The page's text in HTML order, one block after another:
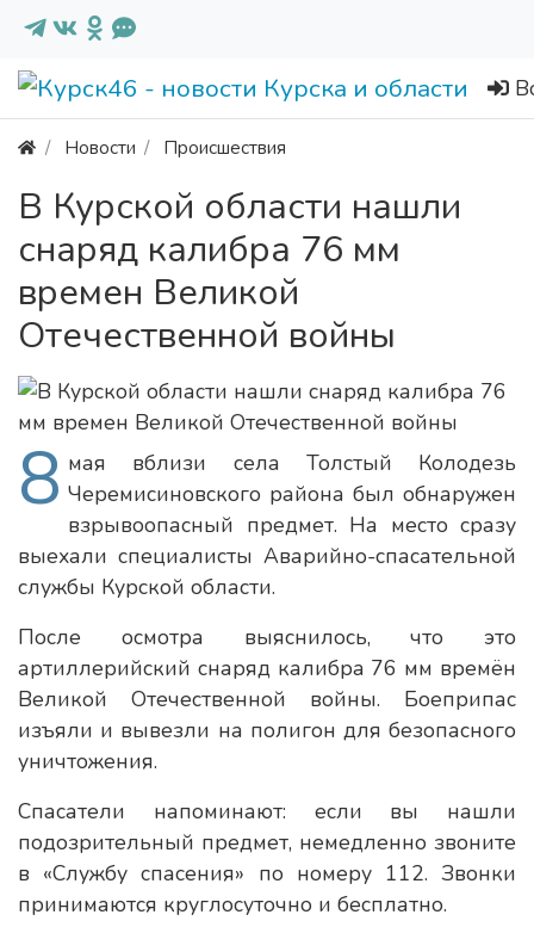
Новости Происшествия
В Курской области нашли
снаряд калибра 76 мм
времен Великой
Отечественной войны
8 мая вблизи села Толстый Колодезь
Черемисиновского района был обнаружен
взрывоопасный предмет. На место сразу
выехали специалисты Аварийно-спасательной
службы Курской области.
После осмотра выяснилось, что это
артиллерийский снаряд калибра 76 мм времён
Великой Отечественной войны. Боеприпас
изъяли и вывезли на полигон для безопасного
уничтожения.
Спасатели напоминают: если вы нашли
подозрительный предмет, немедленно звоните
в «Службу спасения» по номеру 112. Звонки
принимаются круглосуточно и бесплатно.